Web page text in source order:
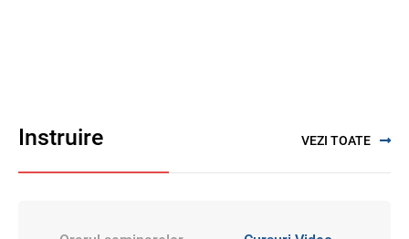
Instruire VEZI TOATE